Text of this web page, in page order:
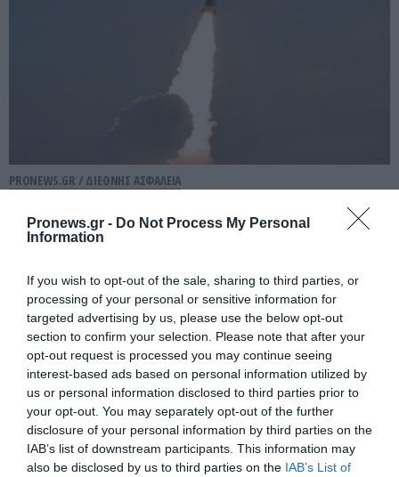
Pronews.gr - Do Not Process My Personal
Information
If you wish to opt-out of the sale, sharing to third parties, or
processing of your personal or sensitive information for
targeted advertising by us, please use the below opt-out
section to confirm your selection. Please note that after your
opt-out request is processed you may continue seeing
interest-based ads based on personal information utilized by
us or personal information disclosed to third parties prior to
your opt-out. You may separately opt-out of the further
disclosure of your personal information by third parties on the
IAB’s list of downstream participants. This information may
also be disclosed by us to third parties on the IAB’s List of
PRONEWS.GR / ΔΙΕΘΝΗΣ ΑΣΦΑΛΕΙΑ
Η Βόρεια Κορέα εκτόξευσε βαλλιστικό
πύραυλο προς τη θάλασσα της Ιαπωνίας
06.08.2026 | 12:51